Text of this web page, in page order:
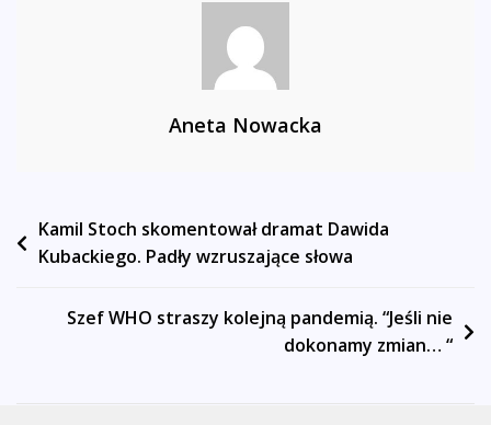
Aneta Nowacka
Nawigacja
wpisu
Kamil Stoch skomentował dramat Dawida
Kubackiego. Padły wzruszające słowa
Szef WHO straszy kolejną pandemią. “Jeśli nie
dokonamy zmian… “